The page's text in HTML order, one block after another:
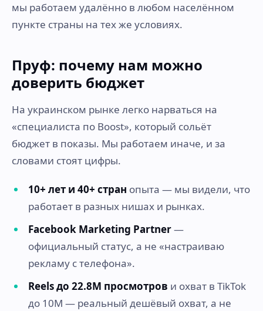
мы работаем удалённо в любом населённом
пункте страны на тех же условиях.
Пруф: почему нам можно
доверить бюджет
На украинском рынке легко нарваться на
«специалиста по Boost», который сольёт
бюджет в показы. Мы работаем иначе, и за
словами стоят цифры.
10+ лет и 40+ стран опыта — мы видели, что
работает в разных нишах и рынках.
Facebook Marketing Partner—
официальный статус, а не «настраиваю
рекламу с телефона».
Reels до 22.8M просмотров и охват в TikTok
до 10M — реальный дешёвый охват, а не